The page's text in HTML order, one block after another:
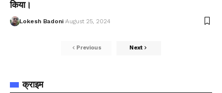
किया।
Lokesh Badoni August 25, 2024
Previous Next
क्राइम